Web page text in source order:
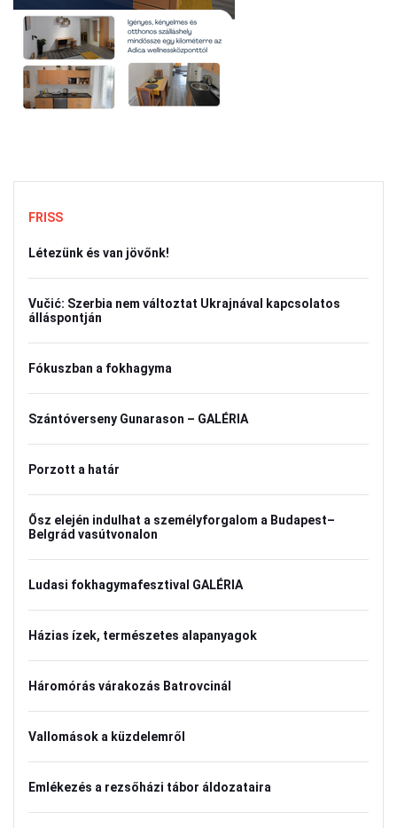
FRISS
Létezünk és van jövőnk!
Vučić: Szerbia nem változtat Ukrajnával kapcsolatos
álláspontján
Fókuszban a fokhagyma
Szántóverseny Gunarason – GALÉRIA
Porzott a határ
Ősz elején indulhat a személyforgalom a Budapest–
Belgrád vasútvonalon
Ludasi fokhagymafesztival GALÉRIA
Házias ízek, természetes alapanyagok
Háromórás várakozás Batrovcinál
Vallomások a küzdelemről
Emlékezés a rezsőházi tábor áldozataira